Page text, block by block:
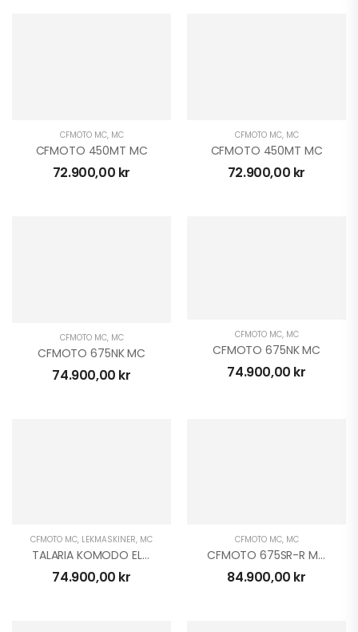
CFMOTO MC, MC
CFMOTO 450MT MC
72.900,00 kr
CFMOTO MC, MC
CFMOTO 450MT MC
72.900,00 kr
CFMOTO MC, MC
CFMOTO 675NK MC
74.900,00 kr
CFMOTO MC, MC
CFMOTO 675NK MC
74.900,00 kr
CFMOTO MC, LEKMASKINER, MC
TALARIA KOMODO ELCROSS
74.900,00 kr
CFMOTO MC, MC
CFMOTO 675SR-R MC
84.900,00 kr